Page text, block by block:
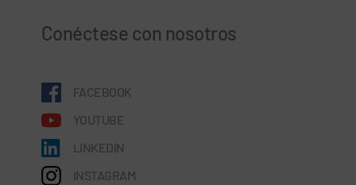
Conéctese con nosotros
FACEBOOK
YOUTUBE
LINKEDIN
INSTAGRAM